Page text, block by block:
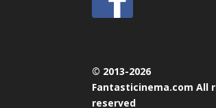
© 2013-2026
Fantasticinema.com All
reserved